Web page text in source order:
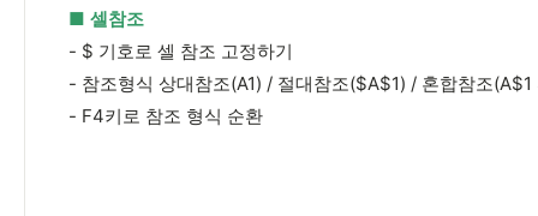
■ 셀참조
- $ 기호로 셀 참조 고정하기
- 참조형식 상대참조(A1) / 절대참조($A$1) / 혼합참조(A$1
- F4키로 참조 형식 순환